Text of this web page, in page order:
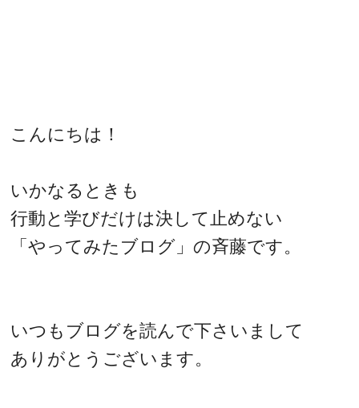
こんにちは！
いかなるときも
行動と学びだけは決して止めない
「やってみたブログ」の斉藤です。
いつもブログを読んで下さいまして
ありがとうございます。